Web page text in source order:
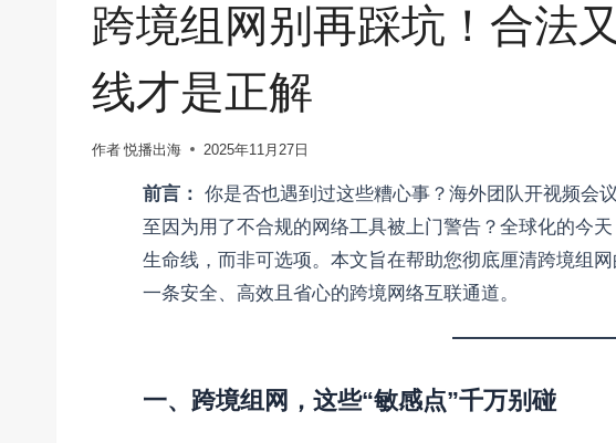
跨境组网别再踩坑！合法
线才是正解
作者 悦播出海 2025年11月27日
前言： 你是否也遇到过这些糟心事？海外团队开视频会
至因为用了不合规的网络工具被上门警告？全球化的今
生命线，而非可选项。本文旨在帮助您彻底厘清跨境组
一条安全、高效且省心的跨境网络互联通道。
一、跨境组网，这些“敏感点”千万别碰